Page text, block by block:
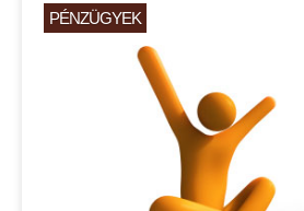
PÉNZÜGYEK